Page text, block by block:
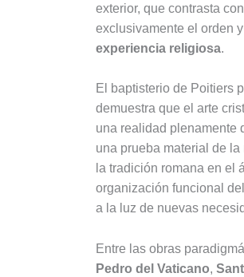
exterior, que contrasta
exclusivamente el orden
experiencia religiosa.
El baptisterio de Poitiers
demuestra que el arte
una realidad plenamente
una prueba material de
la tradición romana en el
organización funcional
a la luz de nuevas
Entre las obras
Pedro del Vaticano,